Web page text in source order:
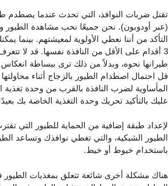
(عبر أودوبون). نحن جميعًا نحب مشاهدة الطيور
التأكد من أننا نعطي الأولوية لمعيشتهم. بينما
3 أقدام على الأقل من النافذة نفسها. قد لا
طيرانها نحوه، وبدلاً من ذلك ترى ببساطة
قل احتمال اصطدام الطيور بالزجاج أثناء
المأساوية لضرب النافذة بالقرب من وحدة
عليك بالتأكيد تحريك وحدة التغذية الخاصة بك
لإعداد طبقة إضافية من الحماية للطيور التي
الطيور الشبكية، والتي تغطي نوافذك وتساعد
باستخدام خيوط أو خيط.
هناك مشكلة أخرى شائعة تتعلق بمغذيات